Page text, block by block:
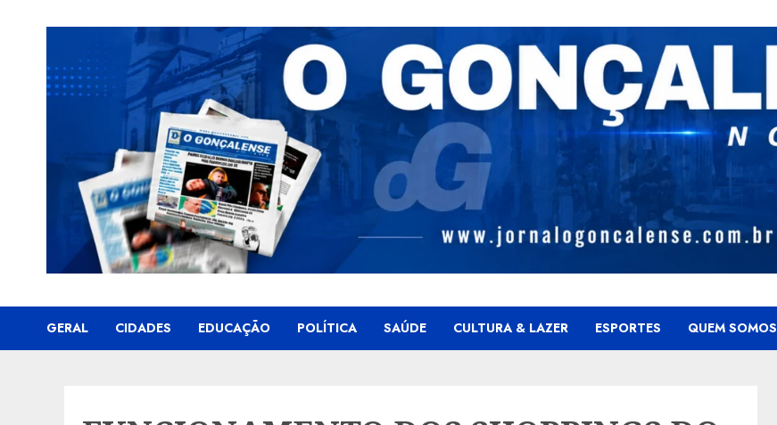
GERAL CIDADES EDUCAÇÃO POLÍTICA SAÚDE CULTURA & LAZER ESPORTES QUEM SOMOS